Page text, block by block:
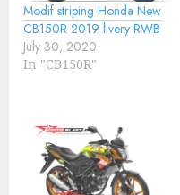
Modif striping Honda New
CB150R 2019 livery RWB
July 30, 2020
In "CB150R"